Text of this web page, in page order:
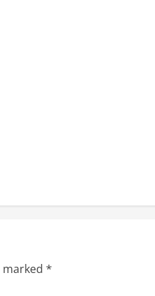
marked *